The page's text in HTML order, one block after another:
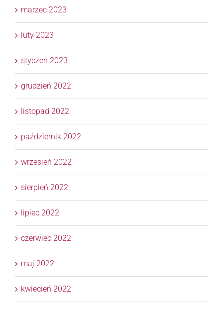
marzec 2023
luty 2023
styczeń 2023
grudzień 2022
listopad 2022
październik 2022
wrzesień 2022
sierpień 2022
lipiec 2022
czerwiec 2022
maj 2022
kwiecień 2022